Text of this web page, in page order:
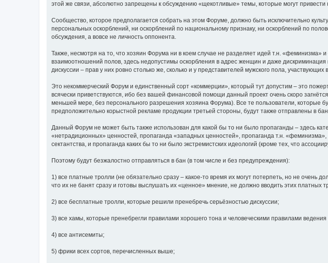
этой же связи, абсолютно запрещены к обсуждению «щекотливые» темы, которые могут привести
Сообщество, которое предполагается собрать на этом Форуме, должно быть исключительно
персональных оскорблений, ни оскорблений по национальному признаку, ни оскорблений по
обсуждения, а вовсе не личность оппонента.
Также, несмотря на то, что хозяин Форума ни в коем случае не разделяет идей т.н. «феминизма»
взаимоотношений полов, здесь недопустимы оскорбления в адрес женщин и даже
дискуссии – прав у них ровно столько же, сколько и у представителей мужского пола,
Это некоммерческий Форум и единственный сорт «коммерции», который тут допустим – это
всячески приветствуются, ибо без вашей финансовой помощи данный проект очень скоро
меньшей мере, без персонального разрешения хозяина Форума). Все те пользователи, которые
предположительно корыстной рекламе продукции третьей стороны, будут также отправлены в
Данный Форум не может быть также использован для какой бы то ни было пропаганды – здесь
«нетрадиционных» ценностей, пропаганда «западных ценностей», пропаганда т.н.
сектантства, и пропаганда каких бы то ни было экстремистских идеологий (кроме тех, что
Поэтому будут безжалостно отправляться в бан (в том числе и без предупреждения):
1) все платные тролли (не обязательно сразу – какое-то время их могут потерпеть, но не очень
что их не банят сразу и готовы выслушать их «ценное» мнение, не должно вводить этих платных
2) все бесплатные тролли, которые решили пренебречь серьёзностью дискуссии;
3) все хамы, которые пренебрегли правилами хорошего тона и человеческими правилами ведения
4) все антисемиты;
5) фрики всех сортов, перечисленных выше;